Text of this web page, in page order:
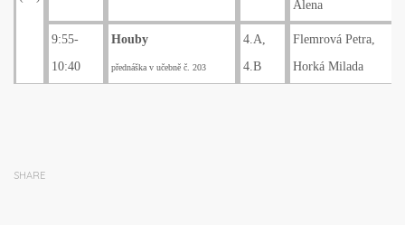
Alena
9:55-
10:40
Houby
přednáška v učebně č. 203
4.A,
4.B
Flemrová Petra,
Horká Milada
SHARE